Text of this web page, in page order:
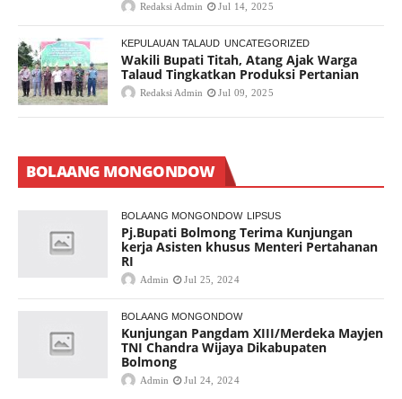
Redaksi Admin Jul 14, 2025
KEPULAUAN TALAUD UNCATEGORIZED
Wakili Bupati Titah, Atang Ajak Warga
Talaud Tingkatkan Produksi Pertanian
Redaksi Admin Jul 09, 2025
BOLAANG MONGONDOW
BOLAANG MONGONDOW LIPSUS
Pj.Bupati Bolmong Terima Kunjungan
kerja Asisten khusus Menteri Pertahanan
RI
Admin Jul 25, 2024
BOLAANG MONGONDOW
Kunjungan Pangdam XIII/Merdeka Mayjen
TNI Chandra Wijaya Dikabupaten
Bolmong
Admin Jul 24, 2024